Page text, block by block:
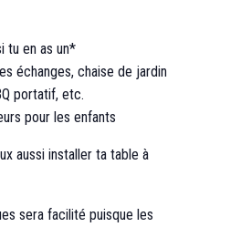
tu en as un*
échanges, chaise de jardin
portatif, etc.
pour les enfants
aussi installer ta table à
sera facilité puisque les